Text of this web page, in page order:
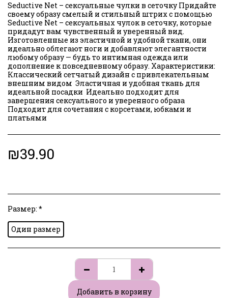
Seductive Net – сексуальные чулки в сеточку Придайте
своему образу смелый и стильный штрих с помощью
Seductive Net – сексуальных чулок в сеточку, которые
придадут вам чувственный и уверенный вид.
Изготовленные из эластичной и удобной ткани, они
идеально облегают ноги и добавляют элегантности
любому образу — будь то интимная одежда или
дополнение к повседневному образу. Характеристики: ️
Классический сетчатый дизайн с привлекательным
внешним видом ️ Эластичная и удобная ткань для
идеальной посадки ️ Идеально подходит для
завершения сексуального и уверенного образа ️
Подходит для сочетания с корсетами, юбками и
платьями
₪39.90
Размер: *
Один размер
Добавить в корзину